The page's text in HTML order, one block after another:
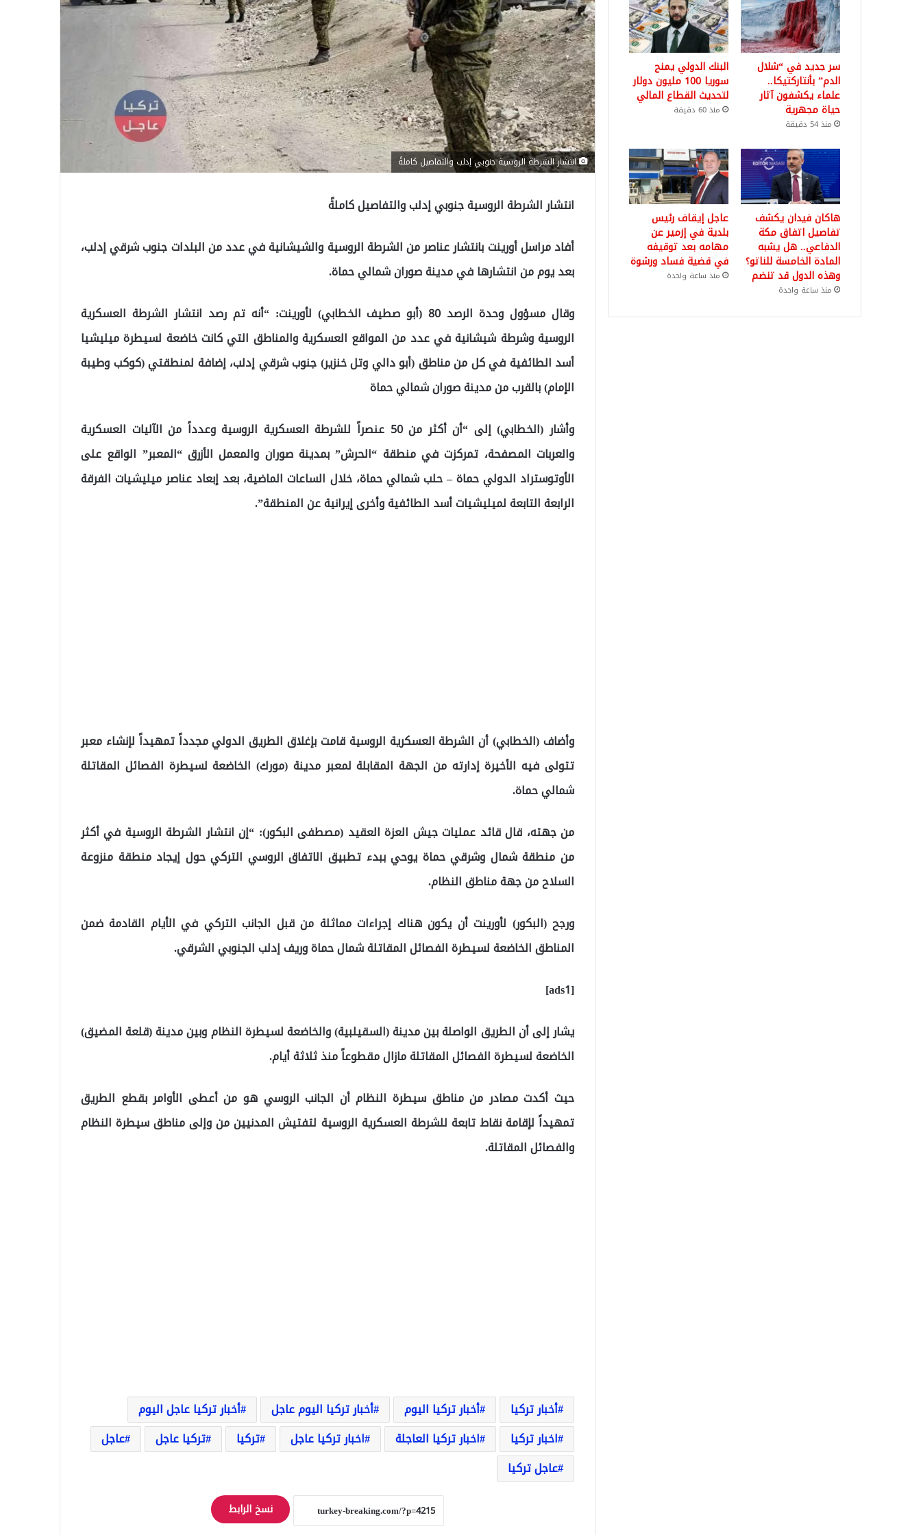
انتشار الشرطة الروسية جنوبي إدلب والتفاصيل كاملةً
انتشار الشرطة الروسية جنوبي إدلب والتفاصيل كاملةً
أفاد مراسل أورينت بانتشار عناصر من الشرطة الروسية والشيشانية في عدد من البلدات جنوب شرقي إدلب،
بعد يوم من انتشارها في مدينة صوران شمالي حماة.
وقال مسؤول وحدة الرصد 80 (أبو صطيف الخطابي) لأورينت: “أنه تم رصد انتشار الشرطة العسكرية
الروسية وشرطة شيشانية في عدد من المواقع العسكرية والمناطق التي كانت خاضعة لسيطرة ميليشيا
أسد الطائفية في كل من مناطق (أبو دالي وتل خنزير) جنوب شرقي إدلب، إضافة لمنطقتي (كوكب وطيبة
الإمام) بالقرب من مدينة صوران شمالي حماة
وأشار (الخطابي) إلى “أن أكثر من 50 عنصراً للشرطة العسكرية الروسية وعدداً من الآليات العسكرية
والعربات المصفحة، تمركزت في منطقة “الحرش” بمدينة صوران والمعمل الأزرق “المعبر” الواقع على
الأوتوستراد الدولي حماة – حلب شمالي حماة، خلال الساعات الماضية، بعد إبعاد عناصر ميليشيات الفرقة
الرابعة التابعة لميليشيات أسد الطائفية وأخرى إيرانية عن المنطقة”.
وأضاف (الخطابي) أن الشرطة العسكرية الروسية قامت بإغلاق الطريق الدولي مجدداً تمهيداً لإنشاء معبر
تتولى فيه الأخيرة إدارته من الجهة المقابلة لمعبر مدينة (مورك) الخاضعة لسيطرة الفصائل المقاتلة
شمالي حماة.
من جهته، قال قائد عمليات جيش العزة العقيد (مصطفى البكور): “إن انتشار الشرطة الروسية في أكثر
من منطقة شمال وشرقي حماة يوحي ببدء تطبيق الاتفاق الروسي التركي حول إيجاد منطقة منزوعة
السلاح من جهة مناطق النظام.
ورجح (البكور) لأورينت أن يكون هناك إجراءات مماثلة من قبل الجانب التركي في الأيام القادمة ضمن
المناطق الخاضعة لسيطرة الفصائل المقاتلة شمال حماة وريف إدلب الجنوبي الشرقي.
[ads1]
يشار إلى أن الطريق الواصلة بين مدينة (السقيلبية) والخاضعة لسيطرة النظام وبين مدينة (قلعة المضيق)
الخاضعة لسيطرة الفصائل المقاتلة مازال مقطوعاً منذ ثلاثة أيام.
حيث أكدت مصادر من مناطق سيطرة النظام أن الجانب الروسي هو من أعطى الأوامر بقطع الطريق
تمهيداً لإقامة نقاط تابعة للشرطة العسكرية الروسية لتفتيش المدنيين من وإلى مناطق سيطرة النظام
والفصائل المقاتلة.
أخبار تركيا أخبار تركيا اليوم أخبار تركيا اليوم عاجل
أخبار تركيا عاجل اليوم
اخبار تركيا
اخبار تركيا العاجلة اخبار تركيا عاجل تركيا تركيا عاجل
عاجل
عاجل تركيا
نسخ الرابط
سر جديد في “شلال
الدم” بأنتاركتيكا..
علماء يكشفون آثار
حياة مجهرية
منذ 54 دقيقة
البنك الدولي يمنح
سوريا 100 مليون دولار
لتحديث القطاع المالي
منذ 60 دقيقة
هاكان فيدان يكشف
تفاصيل اتفاق مكة
الدفاعي.. هل يشبه
المادة الخامسة للناتو؟
وهذه الدول قد تنضم
منذ ساعة واحدة
عاجل إيقاف رئيس
بلدية في إزمير عن
مهامه بعد توقيفه
في قضية فساد ورشوة
منذ ساعة واحدة